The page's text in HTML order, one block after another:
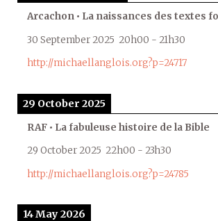
Arcachon • La naissances des textes
30 September 2025 20h00 - 21h30
http://michaellanglois.org?p=24717
29 October 2025
RAF • La fabuleuse histoire de la Bible
29 October 2025 22h00 - 23h30
http://michaellanglois.org?p=24785
14 May 2026